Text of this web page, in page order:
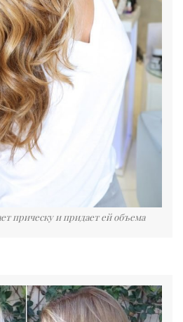
прическу и придает ей объема